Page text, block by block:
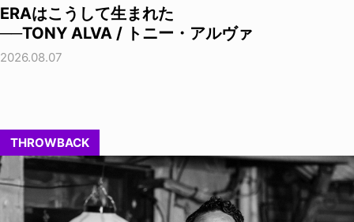
ERAはこうして生まれた
──TONY ALVA / トニー・アルヴァ
2026.08.07
THROWBACK